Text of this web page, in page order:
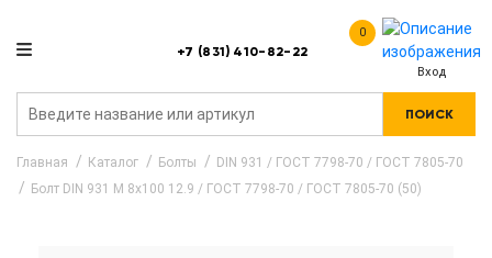
+7 (831) 410-82-22
0
Вход
ПОИСК
Главная Каталог Болты
DIN 931 / ГОСТ 7798-70 / ГОСТ 7805-70
Болт DIN 931 M 8x100 12.9 / ГОСТ 7798-70 / ГОСТ 7805-70 (50)